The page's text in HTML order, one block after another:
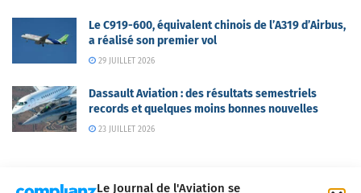
Le Journal de l'Aviation se
Le C919-600, équivalent chinois de l’A319 d’Airbus,
a réalisé son premier vol
29 JUILLET 2026
Dassault Aviation : des résultats semestriels
records et quelques moins bonnes nouvelles
23 JUILLET 2026